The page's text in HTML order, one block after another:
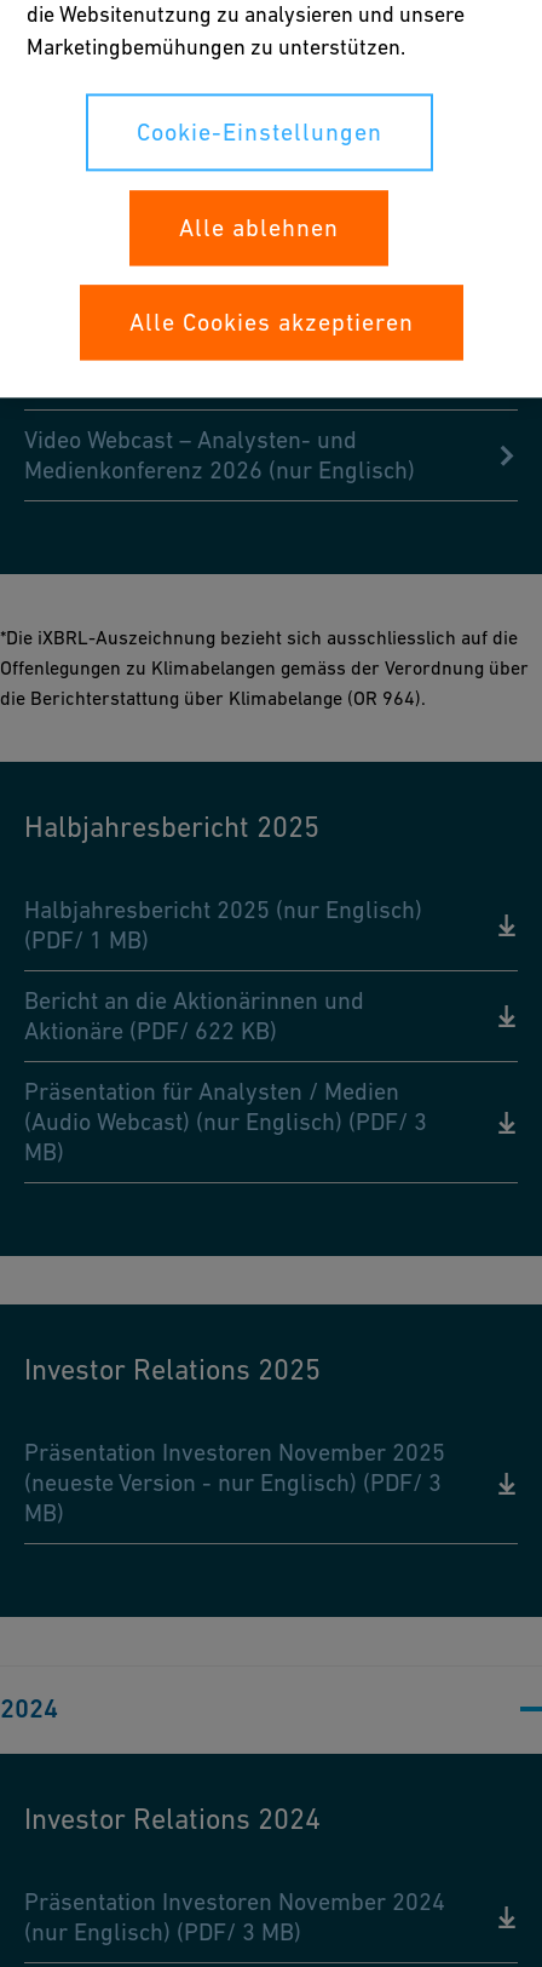
Präsentation Analysten- und
Medienkonferenz 2026 (nur Englisch)
(PDF/ 3 MB)
Video Webcast – Analysten- und
Medienkonferenz 2026 (nur Englisch)
*Die iXBRL-Auszeichnung bezieht sich ausschliesslich auf die
Offenlegungen zu Klimabelangen gemäss der Verordnung über
die Berichterstattung über Klimabelange (OR 964).
Halbjahresbericht 2025
Halbjahresbericht 2025 (nur Englisch)
(PDF/ 1 MB)
Bericht an die Aktionärinnen und
Aktionäre (PDF/ 622 KB)
Präsentation für Analysten / Medien
(Audio Webcast) (nur Englisch) (PDF/ 3
MB)
Investor Relations 2025
Präsentation Investoren November 2025
(neueste Version - nur Englisch) (PDF/ 3
MB)
2024
Investor Relations 2024
Präsentation Investoren November 2024
(nur Englisch) (PDF/ 3 MB)
die Websitenutzung zu analysieren und unsere
Marketingbemühungen zu unterstützen.
Cookie-Einstellungen
Alle ablehnen
Alle Cookies akzeptieren